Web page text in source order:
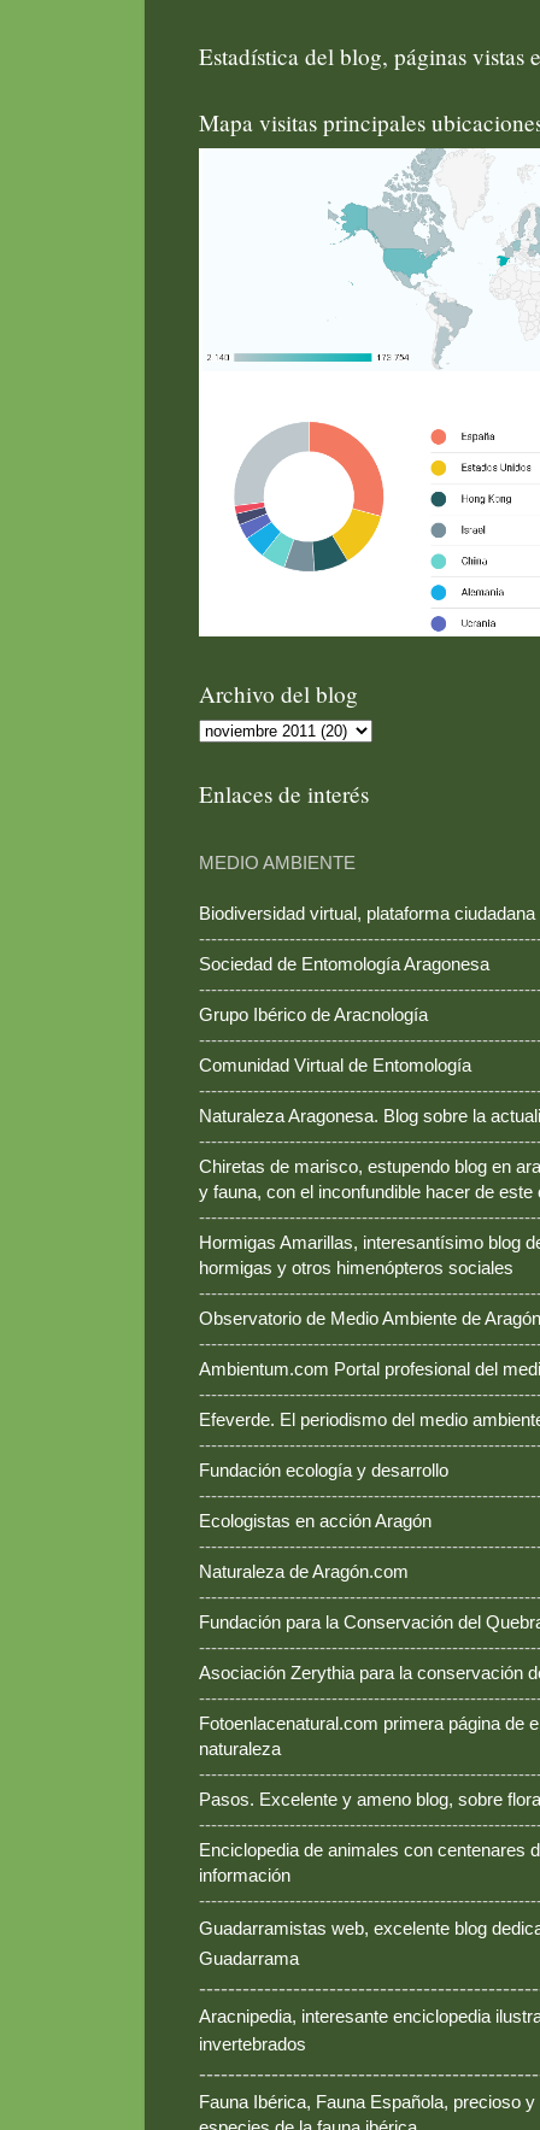
Estadística del blog, páginas vistas
Mapa visitas principales
Archivo del blog
Enlaces de interés
MEDIO AMBIENTE
Biodiversidad virtual, plataforma ciudadana
Sociedad de Entomología Aragonesa
Grupo Ibérico de Aracnología
Comunidad Virtual de Entomología
Naturaleza Aragonesa. Blog sobre la
Chiretas de marisco, estupendo blog en
y fauna, con el inconfundible hacer de este
Hormigas Amarillas, interesantísimo blog
hormigas y otros himenópteros sociales
Observatorio de Medio Ambiente de Aragón
Ambientum.com Portal profesional del
Efeverde. El periodismo del medio
Fundación ecología y desarrollo
Ecologistas en acción Aragón
Naturaleza de Aragón.com
Fundación para la Conservación del
Asociación Zerythia para la conservación
Fotoenlacenatural.com primera página de
naturaleza
Pasos. Excelente y ameno blog, sobre
Enciclopedia de animales con centenares
información
Guadarramistas web, excelente blog
Guadarrama
Aracnipedia, interesante enciclopedia
invertebrados
Fauna Ibérica, Fauna Española, precioso